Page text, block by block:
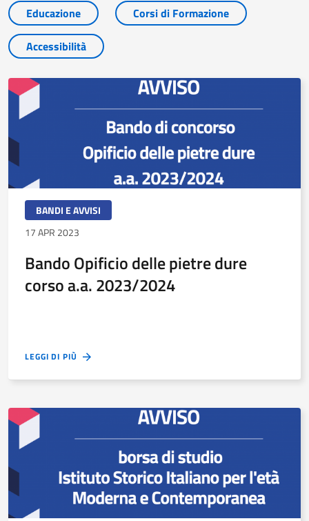
Educazione
Corsi di Formazione
Accessibilità
BANDI E AVVISI
17 APR 2023
Bando Opificio delle pietre dure
corso a.a. 2023/2024
LEGGI DI PIÙ